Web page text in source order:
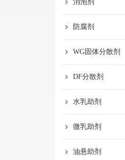
消泡剂
防腐剂
WG固体分散剂
DF分散剂
水乳助剂
微乳助剂
油悬助剂